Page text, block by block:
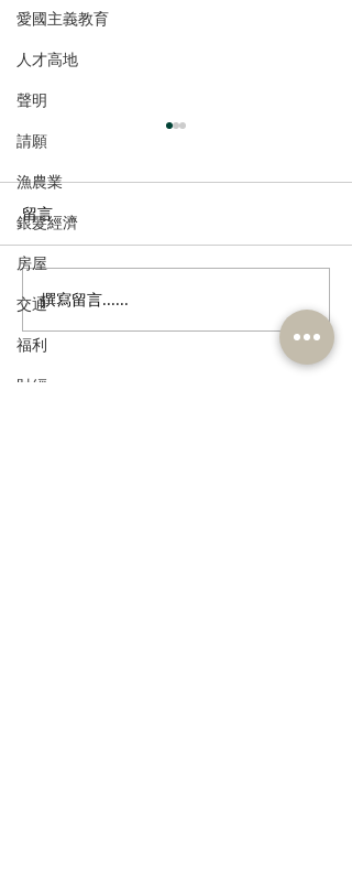
愛國主義教育
人才高地
聲明
請願
漁農業
銀髮經濟
房屋
交通
福利
財經
港區全國人大代表團考察
安徽涇縣，調研紅色文化
留言
撰寫留言......